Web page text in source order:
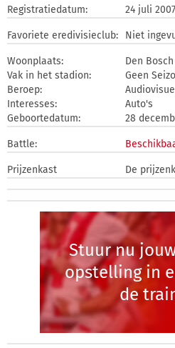
Registratiedatum: 24 juli 2007
Favoriete eredivisieclub: Niet
Woonplaats:
Den Bosch
Vak in het stadion:
Geen
Beroep:
Interesses:
Auto's
Geboortedatum:
28
Battle:
Prijzenkast De
Stuur nu
opstelling in
de